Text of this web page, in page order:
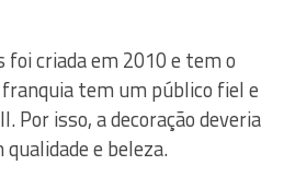
foi criada em 2010 e tem o
tem um público fiel e
Por isso, a decoração deveria
e beleza.